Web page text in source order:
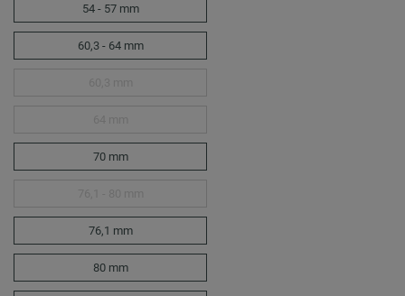
54 - 57 mm
60,3 - 64 mm
70 mm
76,1 mm
80 mm